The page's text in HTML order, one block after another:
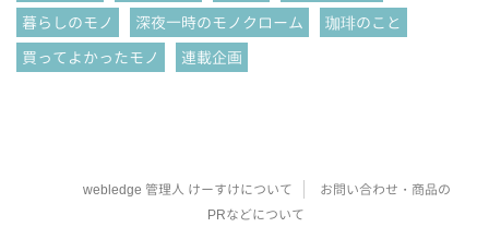
暮らしのモノ
深夜一時のモノクローム
珈琲のこと
買ってよかったモノ
連載企画
webledge 管理人 けーすけについて
お問い合わせ・商品の
PRなどについて